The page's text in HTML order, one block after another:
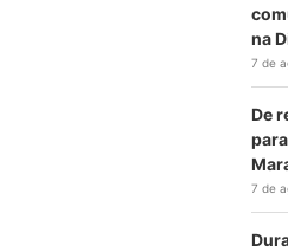
na
7 de
De
7 de